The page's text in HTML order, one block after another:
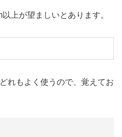
上が望ましいとあります。
れもよく使うので、覚えてお